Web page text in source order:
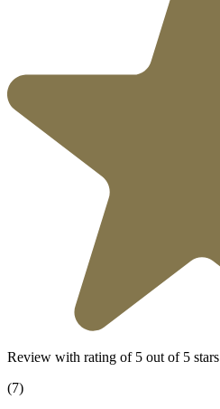
Review with rating of 5 out of 5 stars
(7)